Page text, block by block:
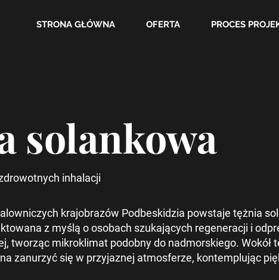
STRONA GŁÓWNA OFERTA PROCES
solankowa
inhalacji
krajobrazów Podbeskidzia powstaje tężnia
z myślą o osobach szukających regeneracji i
tworząc mikroklimat podobny do nadmorskiego.
zanurzyć się w przyjaznej atmosferze, kontemplując